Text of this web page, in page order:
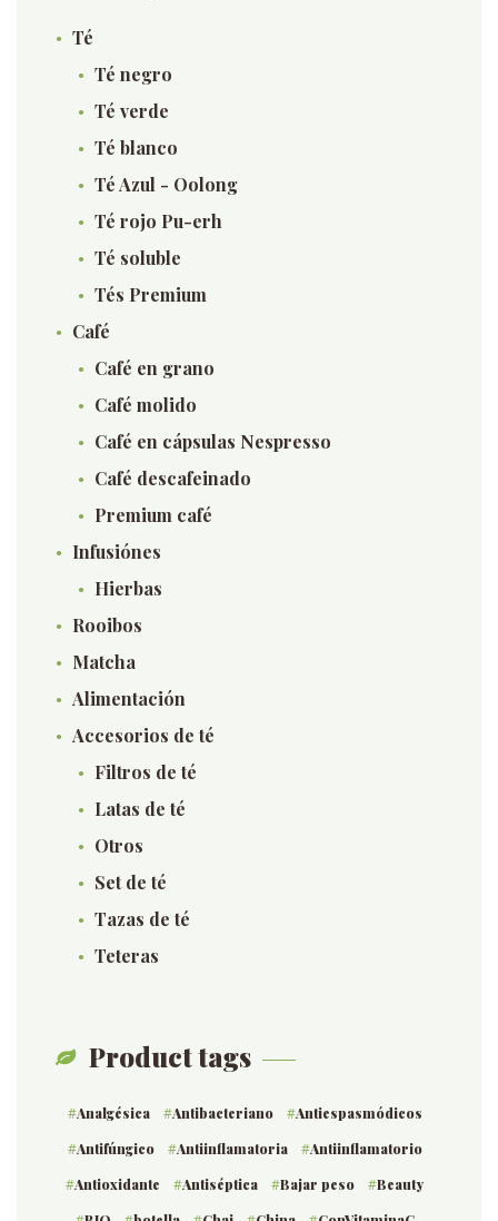
Té
Té negro
Té verde
Té blanco
Té Azul - Oolong
Té rojo Pu-erh
Té soluble
Tés Premium
Café
Café en grano
Café molido
Café en cápsulas Nespresso
Café descafeinado
Premium café
Infusiónes
Hierbas
Rooibos
Matcha
Alimentación
Accesorios de té
Filtros de té
Latas de té
Otros
Set de té
Tazas de té
Teteras
Product tags
Analgésica Antibacteriano
Antiespasmódicos
Antifúngico
Antiinflamatoria
Antiinflamatorio
Antioxidante
Antiséptica Bajar peso
Beauty